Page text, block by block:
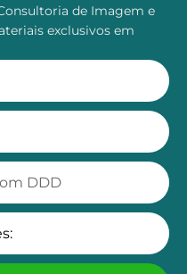
de Imagem e
exclusivos em